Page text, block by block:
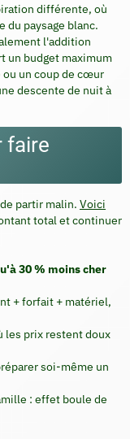
différente, où
du paysage blanc.
l'addition
un budget maximum
ou un coup de cœur
descente de nuit à
faire
partir malin. Voici
total et continuer
30 % moins cher
+ forfait + matériel,
les prix restent doux
soi-même un
: effet boule de